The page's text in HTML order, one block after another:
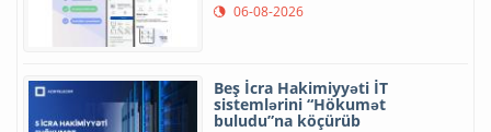
06-08-2026
Beş İcra Hakimiyyəti İT
sistemlərini “Hökumət
buludu”na köçürüb